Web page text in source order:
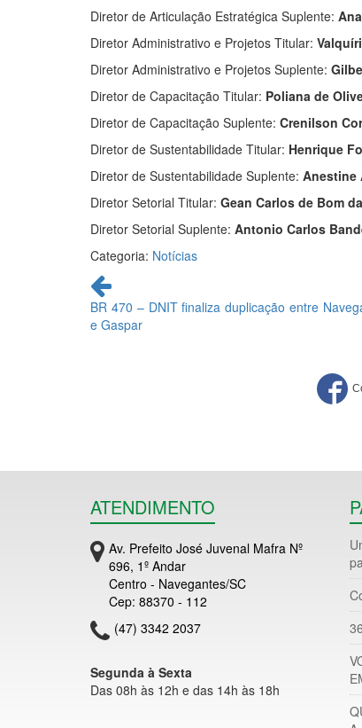
Diretor de Articulação Estratégica Suplente:
Diretor Administrativo e Projetos Titular:
Diretor Administrativo e Projetos Suplente:
Diretor de Capacitação Titular: Poliana de
Diretor de Capacitação Suplente: Crenilson
Diretor de Sustentabilidade Titular: Henrique
Diretor de Sustentabilidade Suplente: Anestine
Diretor Setorial Titular: Gean Carlos de Bom
Diretor Setorial Suplente: Antonio Carlos
Categoria: Notícias
Continue
lendo
BR 470 – DNIT finaliza duplicação entre
e Gaspar
ATENDIMENTO
Av. Prefeito José Juvenal Mafra Nº
696, 1º Andar
Centro - Navegantes/SC
Cep: 88370 - 112
(47) 3342 2037
Segunda à Sexta
Das 08h às 12h e das 14h às 18h